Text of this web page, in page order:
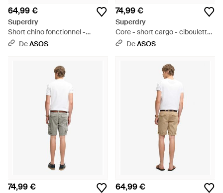
64,99 €
Superdry
Short chino fonctionnel -
argenté ville - Noir
DeASOS
74,99 €
Superdry
Core - short cargo - ciboulette
- Blanc
DeASOS
74,99 € 64,99 €